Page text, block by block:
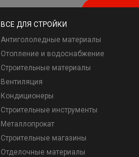
ВСЕ ДЛЯ СТРОЙКИ
Антигололедные материалы
Отопление и водоснабжение
Строительные материалы
Вентиляция
Кондиционеры
Строительные инструменты
Металлопрокат
Строительные магазины
Отделочные материалы